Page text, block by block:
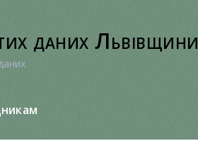
даних Львівщини